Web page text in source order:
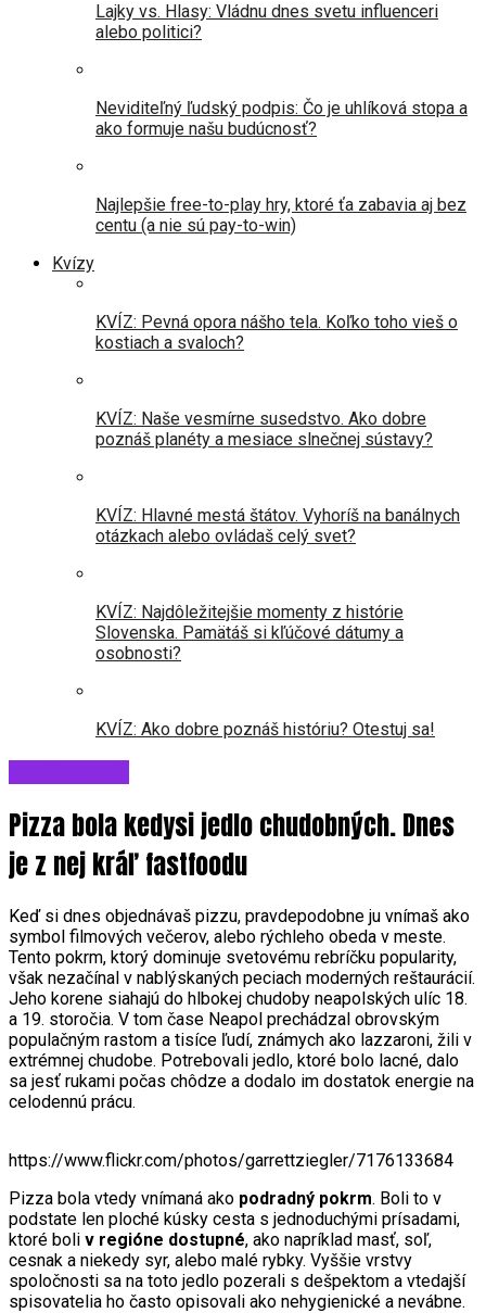
Lajky vs. Hlasy: Vládnu dnes svetu influenceri
alebo politici?
Neviditeľný ľudský podpis: Čo je uhlíková stopa a
ako formuje našu budúcnosť?
Najlepšie free-to-play hry, ktoré ťa zabavia aj bez
centu (a nie sú pay-to-win)
Kvízy
KVÍZ: Pevná opora nášho tela. Koľko toho vieš o
kostiach a svaloch?
KVÍZ: Naše vesmírne susedstvo. Ako dobre
poznáš planéty a mesiace slnečnej sústavy?
KVÍZ: Hlavné mestá štátov. Vyhoríš na banálnych
otázkach alebo ovládaš celý svet?
KVÍZ: Najdôležitejšie momenty z histórie
Slovenska. Pamätáš si kľúčové dátumy a
osobnosti?
KVÍZ: Ako dobre poznáš históriu? Otestuj sa!
Pizza bola kedysi jedlo chudobných. Dnes
je z nej kráľ fastfoodu
Keď si dnes objednávaš pizzu, pravdepodobne ju vnímaš ako
symbol filmových večerov, alebo rýchleho obeda v meste.
Tento pokrm, ktorý dominuje svetovému rebríčku popularity,
však nezačínal v nablýskaných peciach moderných reštaurácií.
Jeho korene siahajú do hlbokej chudoby neapolských ulíc 18.
a 19. storočia. V tom čase Neapol prechádzal obrovským
populačným rastom a tisíce ľudí, známych ako lazzaroni, žili v
extrémnej chudobe. Potrebovali jedlo, ktoré bolo lacné, dalo
sa jesť rukami počas chôdze a dodalo im dostatok energie na
celodennú prácu.
https://www.flickr.com/photos/garrettziegler/7176133684
Pizza bola vtedy vnímaná ako podradný pokrm. Boli to v
podstate len ploché kúsky cesta s jednoduchými prísadami,
ktoré boli v regióne dostupné, ako napríklad masť, soľ,
cesnak a niekedy syr, alebo malé rybky. Vyššie vrstvy
spoločnosti sa na toto jedlo pozerali s dešpektom a vtedajší
spisovatelia ho často opisovali ako nehygienické a nevábne.